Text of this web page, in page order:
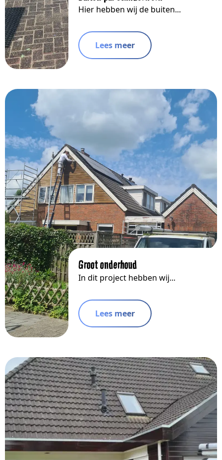
Hier hebben wij de buiten...
Lees meer
Groot onderhoud
In dit project hebben wij...
Lees meer